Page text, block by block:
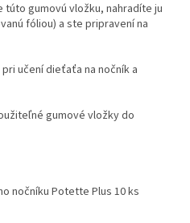
gumovú vložku, nahradíte ju
fóliou) a ste pripravení na
učení dieťaťa na nočník a
gumové vložky do
nočníku Potette Plus 10 ks